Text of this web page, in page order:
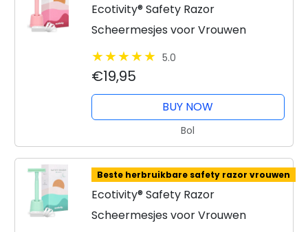
Ecotivity® Safety Razor
Scheermesjes voor Vrouwen
5.0
€19,95
BUY NOW
Bol
Beste herbruikbare safety razor vrouwen
Ecotivity® Safety Razor
Scheermesjes voor Vrouwen